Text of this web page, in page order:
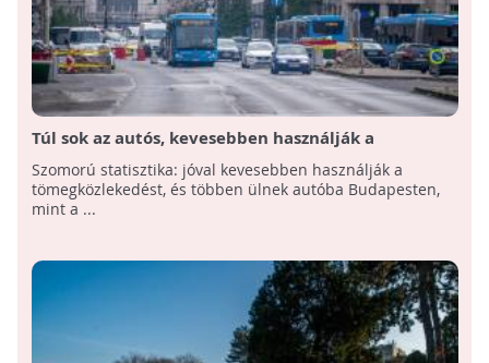
Túl sok az autós, kevesebben használják a
tömegközlekedést Budapesten
Szomorú statisztika: jóval kevesebben használják a
tömegközlekedést, és többen ülnek autóba Budapesten,
mint a ...